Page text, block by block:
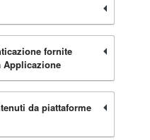
fornite
Applicazione
da piattaforme